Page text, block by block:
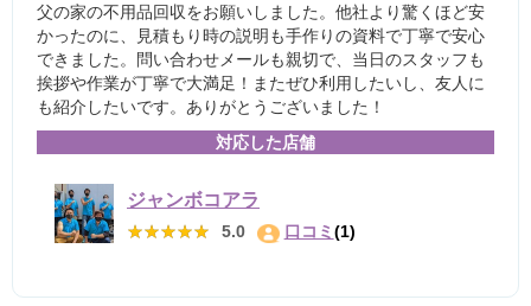
父の家の不用品回収をお願いしました。他社より驚くほど安
かったのに、見積もり時の説明も手作りの資料で丁寧で安心
できました。問い合わせメールも親切で、当日のスタッフも
挨拶や作業が丁寧で大満足！またぜひ利用したいし、友人に
も紹介したいです。ありがとうございました！
対応した店舗
ジャンボコアラ
★★★★★
★★★★★ 5.0 口コミ(1)